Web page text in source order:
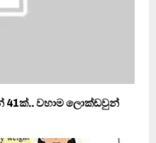
41ක්.. වහාම ලොක්ඩවුන්